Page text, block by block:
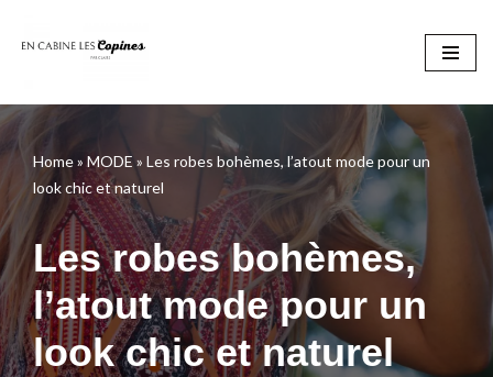
contenu
Home»MODE » Les robes bohèmes, l’atout mode pour un
look chic et naturel
Les robes bohèmes,
l’atout mode pour un
look chic et naturel